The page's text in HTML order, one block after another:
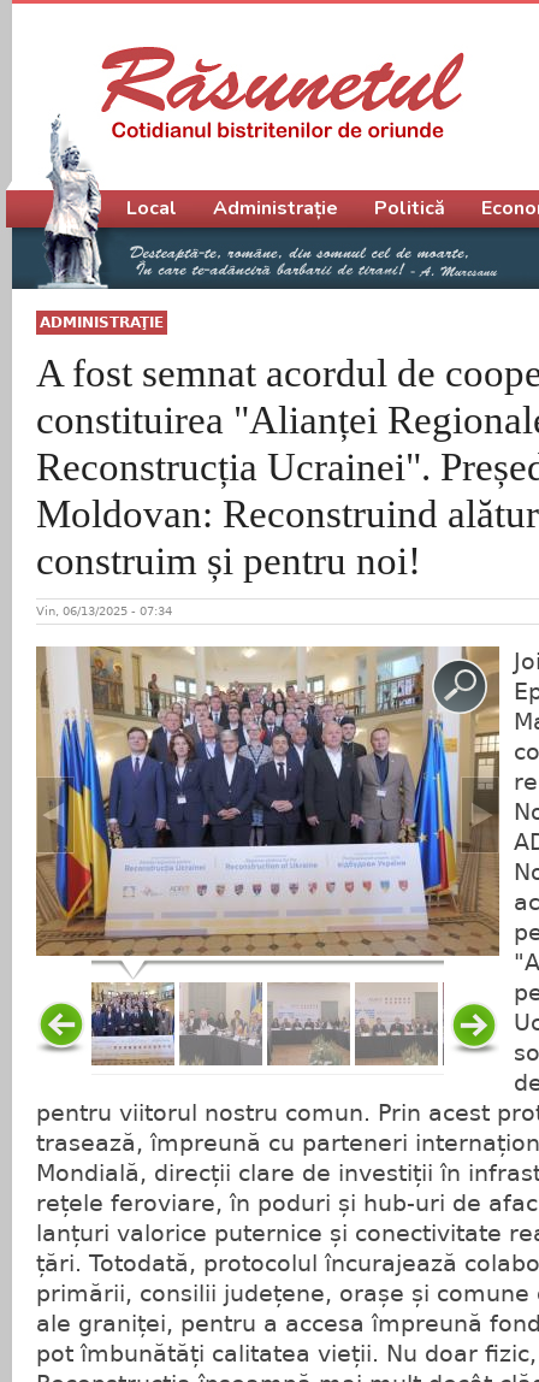
ADMINISTRAŢIE
A fost semnat acordul de
constituirea "Alianței
Reconstrucția Ucrainei".
Moldovan: Reconstruind
construim și pentru noi!
Vin, 06/13/2025 - 07:34
pentru viitorul nostru comun. Prin acest
trasează, împreună cu parteneri
Mondială, direcții clare de investiții în
rețele feroviare, în poduri și hub-uri de
lanțuri valorice puternice și conectivitate
țări. Totodată, protocolul încurajează
primării, consilii județene, orașe și
ale graniței, pentru a accesa împreună
pot îmbunătăți calitatea vieții. Nu doar
Meniu principal
Local Administrație Politică